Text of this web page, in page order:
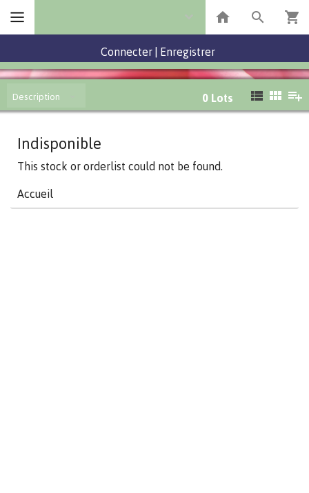
Connecter Enregistrer
Description 0 Lots
Indisponible
This stock or orderlist could not be found.
Accueil